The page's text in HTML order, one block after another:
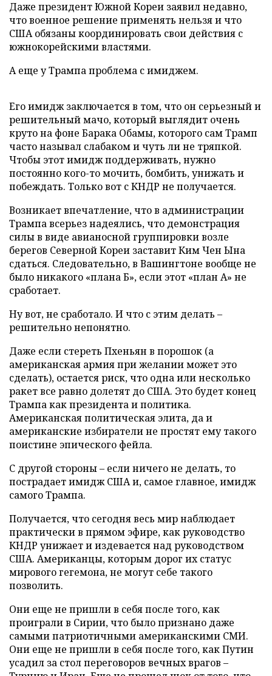
Даже президент Южной Кореи заявил недавно,
что военное решение применять нельзя и что
США обязаны координировать свои действия с
южнокорейскими властями.
А еще у Трампа проблема с имиджем.
Его имидж заключается в том, что он серьезный и
решительный мачо, который выглядит очень
круто на фоне Барака Обамы, которого сам Трамп
часто называл слабаком и чуть ли не тряпкой.
Чтобы этот имидж поддерживать, нужно
постоянно кого-то мочить, бомбить, унижать и
побеждать. Только вот с КНДР не получается.
Возникает впечатление, что в администрации
Трампа всерьез надеялись, что демонстрация
силы в виде авианосной группировки возле
берегов Северной Кореи заставит Ким Чен Ына
сдаться. Следовательно, в Вашингтоне вообще не
было никакого «плана Б», если этот «план А» не
сработает.
Ну вот, не сработало. И что с этим делать –
решительно непонятно.
Даже если стереть Пхеньян в порошок (а
американская армия при желании может это
сделать), остается риск, что одна или несколько
ракет все равно долетят до США. Это будет конец
Трампа как президента и политика.
Американская политическая элита, да и
американские избиратели не простят ему такого
поистине эпического фейла.
С другой стороны – если ничего не делать, то
пострадает имидж США и, самое главное, имидж
самого Трампа.
Получается, что сегодня весь мир наблюдает
практически в прямом эфире, как руководство
КНДР унижает и издевается над руководством
США. Американцы, которым дорог их статус
мирового гегемона, не могут себе такого
позволить.
Они еще не пришли в себя после того, как
проиграли в Сирии, что было признано даже
самыми патриотичными американскими СМИ.
Они еще не пришли в себя после того, как Путин
усадил за стол переговоров вечных врагов –